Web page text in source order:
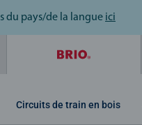
du pays/de la langue ici
Circuits de train en bois